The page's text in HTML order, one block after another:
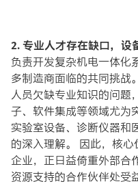
2. 专业人才存在缺口，设
负责开发复杂机电一体化
多制造商面临的共同挑战
人员欠缺专业知识的问题
子、软件集成等领域尤为
实验室设备、诊断仪器和
的深入理解。 因此，核
企业，正日益倚重外部合
资源支持的合作伙伴处受